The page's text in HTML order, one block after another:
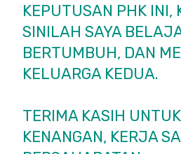
KEPUTUSAN PHK INI,
SINILAH SAYA
BERTUMBUH, DAN
KELUARGA KEDUA.
TERIMA KASIH
KENANGAN, KERJA